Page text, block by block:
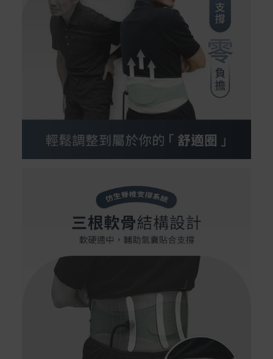
信用卡分期付款：限指定商品使用，滿1千享3期0利
率/滿1萬享3期0利率/滿3萬享12期0利率
銀行帳戶轉帳：使用一次性虛擬帳戶
LINEPAY(含iPASS MONEY)
Apple Pay：須使用行動裝置
Samsung Wallet (原Samsung Pay)：須使用行動裝